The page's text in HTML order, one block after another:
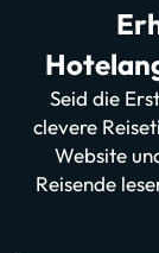
Seid die
clevere
Website
Reisende